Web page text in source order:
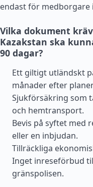
endast för medborgare i
Vilka dokument
Kazakstan ska
90 dagar?
Ett giltigt utländskt
månader efter
Sjukförsäkring som
och hemtransport.
Bevis på syftet med
eller en inbjudan.
Tillräckliga
Inget inreseförbud
gränspolisen.